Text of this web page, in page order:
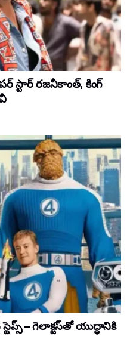
స్టార్ రజనీకాంత్, కింగ్
– గెలాక్టస్‌తో యుద్ధానికి